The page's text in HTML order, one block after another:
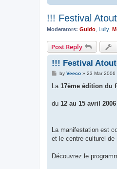
!!! Festival
Moderators: Guido Lully
Post Reply
!!! Festival
P
s
by Veeco» 23 Mar 2006
La 17ème édition du
du 12 au 15 avril 2006
La manifestation est
et le centre culturel de
Découvrez le